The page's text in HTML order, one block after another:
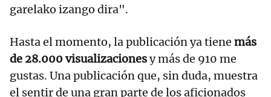
garelako izango dira".
Hasta el momento, la publicación ya tiene más
de 28.000 visualizacionesy más de 910 me
gustas. Una publicación que, sin duda, muestra
el sentir de una gran parte de los aficionados